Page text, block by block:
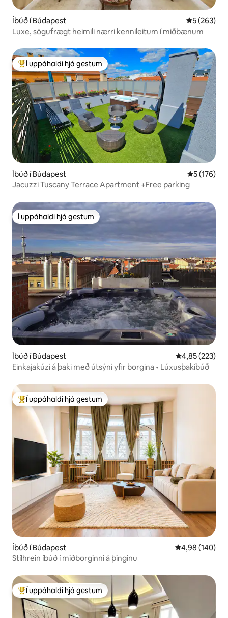
Íbúð í Búdapest 5 af 5 í
5 (263)
Luxe, sögufrægt heimili nærri kennileitum í miðbænum
Í mestu uppáhaldi hjá gestum
Í uppáhaldi hjá gestum
Íbúð í Búdapest 5 af 5 í
5 (176)
Jacuzzi Tuscany Terrace Apartment +Free parking
Í uppáhaldi hjá gestum
Í uppáhaldi hjá gestum
Íbúð í Búdapest 4,85 af 5 í
4,85 (223)
Einkajakúzi á þaki með útsýni yfir borgina • Lúxusþakíbúð
Í mestu uppáhaldi hjá gestum
Í uppáhaldi hjá gestum
Íbúð í Búdapest 4,98 af 5 í
4,98 (140)
Stílhrein íbúð í miðborginni á þinginu
Í mestu uppáhaldi hjá gestum
Í uppáhaldi hjá gestum